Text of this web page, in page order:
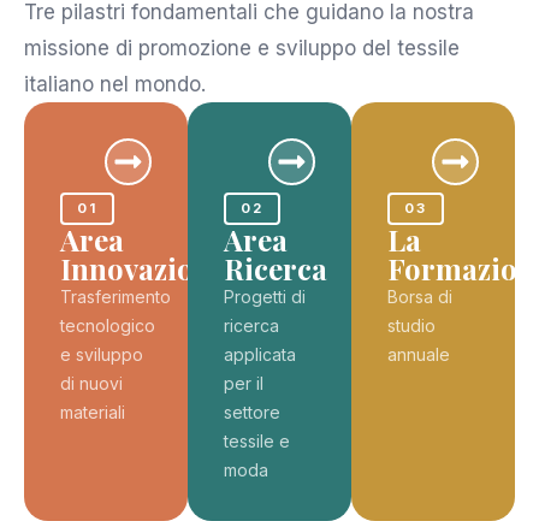
Tre pilastri fondamentali che guidano la nostra
missione di promozione e sviluppo del tessile
italiano nel mondo.
01
Area
Innovazione
Trasferimento
tecnologico
e sviluppo
di nuovi
materiali
02
Area
Ricerca
Progetti di
ricerca
applicata
per il
settore
tessile e
moda
03
La
Borsa di
studio
annuale